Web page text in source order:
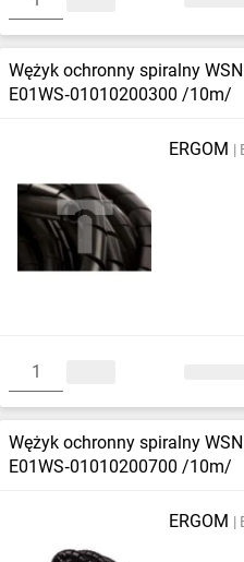
Wężyk ochronny spiralny
E01WS‑01010200300 /10m/
ERGOM
Wężyk ochronny spiralny
E01WS‑01010200700 /10m/
ERGOM